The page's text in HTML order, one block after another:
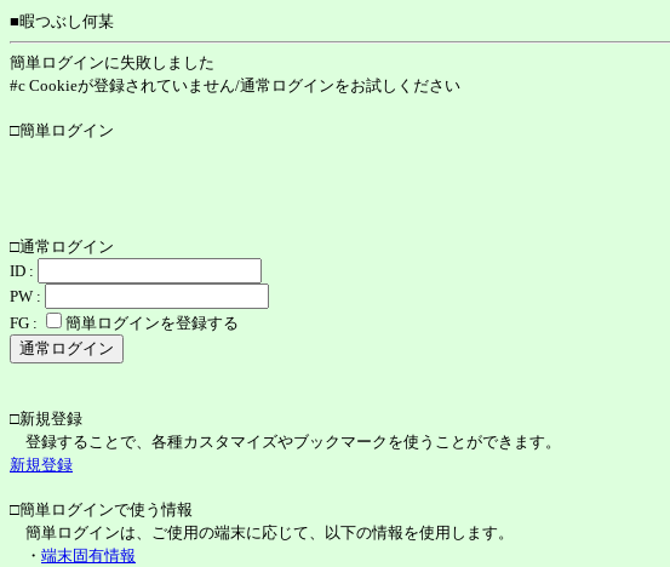
■暇つぶし何某
簡単ログインに失敗しました
#c Cookieが登録されていません/通常ログインをお試しください
□簡単ログイン
□通常ログイン
ID :
PW :
FG :
簡単ログインを登録する
□新規登録
登録することで、各種カスタマイズやブックマークを使うことができます。
新規登録
□簡単ログインで使う情報
簡単ログインは、ご使用の端末に応じて、以下の情報を使用します。
・ 端末固有情報